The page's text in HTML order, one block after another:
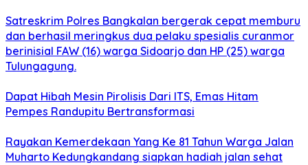
Satreskrim Polres Bangkalan bergerak cepat memburu
dan berhasil meringkus dua pelaku spesialis curanmor
berinisial FAW (16) warga Sidoarjo dan HP (25) warga
Tulungagung.
Dapat Hibah Mesin Pirolisis Dari ITS, Emas Hitam
Pempes Randupitu Bertransformasi
Rayakan Kemerdekaan Yang Ke 81 Tahun Warga Jalan
Muharto Kedungkandang siapkan hadiah jalan sehat